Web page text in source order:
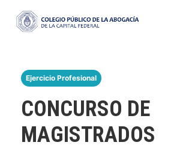
Ejercicio Profesional
CONCURSO DE
MAGISTRADOS